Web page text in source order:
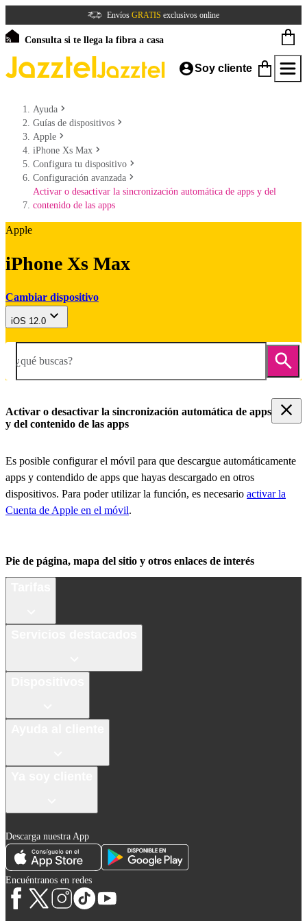
Envíos GRATIS exclusivos online
Consulta si te llega la fibra a casa
Soy cliente
Ayuda
Guías de dispositivos
Apple
iPhone Xs Max
Configura tu dispositivo
Configuración avanzada
Activar o desactivar la sincronización automática de apps y del
contenido de las apps
Apple
iPhone Xs Max
Cambiar dispositivo
iOS 12.0
¿qué buscas?
Activar o desactivar la sincronización automática de apps
y del contenido de las apps
Es posible configurar el móvil para que descargue automáticamente
apps y contendido de apps que hayas descargado en otros
dispositivos. Para poder utilizar la función, es necesario activar la
Cuenta de Apple en el móvil.
Pie de página, mapa del sitio y otros enlaces de interés
Descarga nuestra App
Encuéntranos en redes